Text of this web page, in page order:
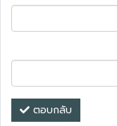
ตอบกลับ